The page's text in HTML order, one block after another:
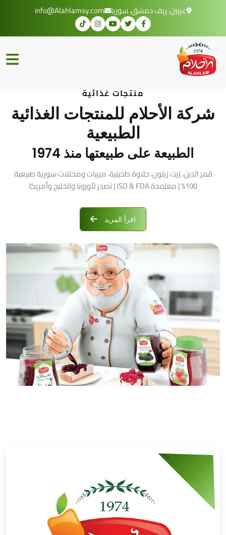
عربين، ريف دمشق، سوريا info@Alahlamsy.com
منتجات غذائية
شركة الأحلام للمنتجات الغذائية
الطبيعية
الطبيعة على طبيعتها منذ 1974
قمر الدين، زيت زيتون، حلاوة طحينية، مربيات ومخللات سورية طبيعية
100% | معتمدة ISO & FDA | نصدر لأوروبا والخليج وأمريكا
اقرأ المزيد